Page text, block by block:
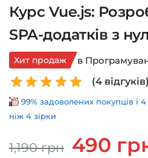
Курс Vue.js:
SPA-додатків з
Хит продаж
в
(4відгуків)
99% задоволених покупців і
ніж 4 зірки
1,190грн
Оригінальна
ціна:
490